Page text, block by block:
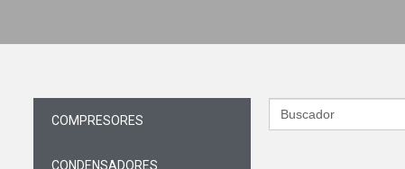
COMPRESORES
CONDENSADORES
Search
for: